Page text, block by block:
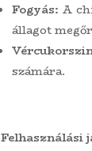
Fogyás: A
állagot
számára.
Felhasználási